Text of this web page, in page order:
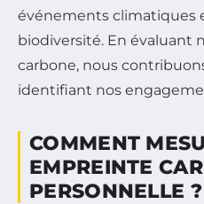
événements climatiques
biodiversité. En évaluant
carbone, nous
identifiant nos
COMMENT
EMPREINTE
PERSONNELLE ?